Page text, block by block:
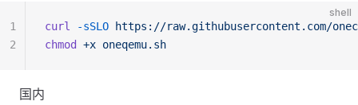
shell
curl -sSLO https://raw.githubusercontent.com/
chmod
+x oneqemu.sh
1
2
国内